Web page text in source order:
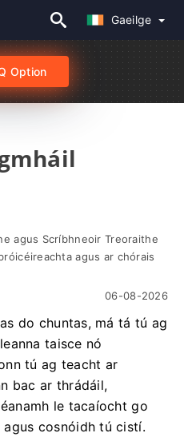
Gaeilge
Option
agus Scríbhneoir Treoraithe
agus ar chórais
06-08-2026
do chuntas, má tá tú ag
taisce nó
tú ag teacht ar
bac ar thrádáil,
le tacaíocht go
cosnóidh tú cistí.